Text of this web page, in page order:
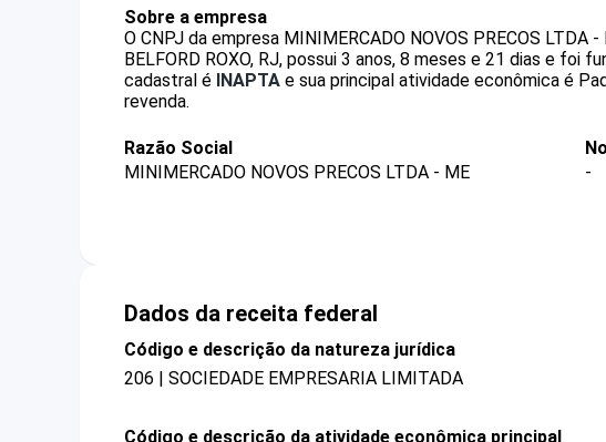
Sobre a empresa
O CNPJ da empresa MINIMERCADO NOVOS PRECOS LTDA -
BELFORD ROXO, RJ, possui 3 anos, 8 meses e 21 dias e foi
cadastral é INAPTA e sua principal atividade econômica é
revenda.
Razão Social
MINIMERCADO NOVOS PRECOS LTDA - ME
-
Dados da receita federal
Código e descrição da natureza jurídica
206 | SOCIEDADE EMPRESARIA LIMITADA
Código e descrição da atividade econômica principal